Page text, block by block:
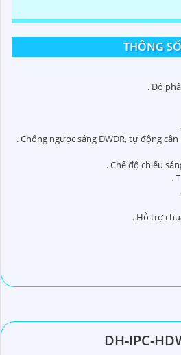
THÔNG
. Độ
. Chống ngược sáng DWDR, tự động
. Chế độ chiếu
.
. Hỗ trợ
DH-IPC-